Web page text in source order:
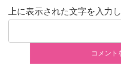
上に表示された文字を入力